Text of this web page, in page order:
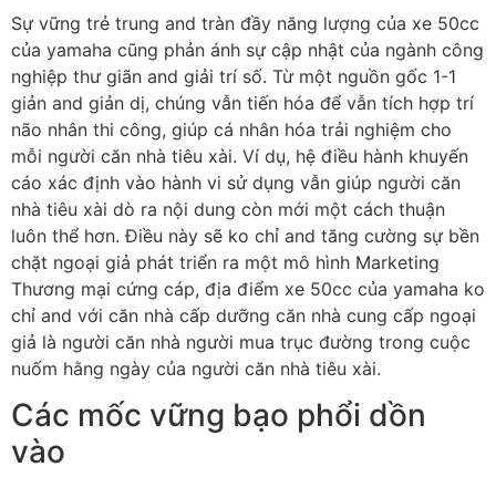
Sự vững trẻ trung and tràn đầy năng lượng của xe 50cc
của yamaha cũng phản ánh sự cập nhật của ngành công
nghiệp thư giãn and giải trí số. Từ một nguồn gốc 1-1
giản and giản dị, chúng vẫn tiến hóa để vẫn tích hợp trí
não nhân thi công, giúp cá nhân hóa trải nghiệm cho
mỗi người căn nhà tiêu xài. Ví dụ, hệ điều hành khuyến
cáo xác định vào hành vi sử dụng vẫn giúp người căn
nhà tiêu xài dò ra nội dung còn mới một cách thuận
luôn thể hơn. Điều này sẽ ko chỉ and tăng cường sự bền
chặt ngoại giả phát triển ra một mô hình Marketing
Thương mại cứng cáp, địa điểm xe 50cc của yamaha ko
chỉ and với căn nhà cấp dưỡng căn nhà cung cấp ngoại
giả là người căn nhà người mua trục đường trong cuộc
nuốm hằng ngày của người căn nhà tiêu xài.
Các mốc vững bạo phổi dồn
vào